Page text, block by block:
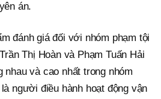
án.
đánh giá đối với nhóm phạm tội
Thị Hoàn và Phạm Tuấn Hải
và cao nhất trong nhóm
người điều hành hoạt động vận